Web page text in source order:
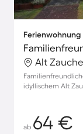
Ferienwohnung
idyllischem Alt
ab 64 €